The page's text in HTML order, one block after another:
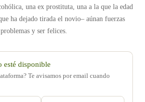
una ex prostituta, una a la que la edad
ha dejado tirada el novio– aúnan fuerzas
y ser felices.
esté disponible
Te avisamos por email cuando